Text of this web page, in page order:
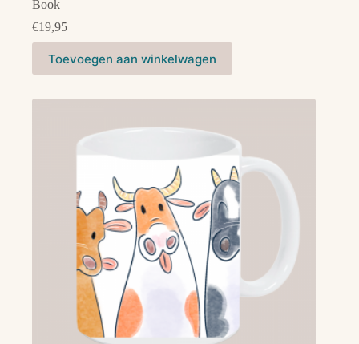
Book
€19,95
Toevoegen aan winkelwagen